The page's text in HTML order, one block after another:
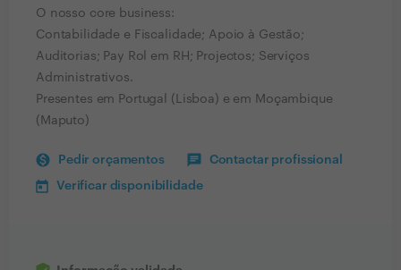
O nosso core business:
Contabilidade e Fiscalidade; Apoio à Gestão;
Auditorias; Pay Rol em RH; Projectos; Serviços
Administrativos.
Presentes em Portugal (Lisboa) e em Moçambique
(Maputo)
Pedir orçamentos Contactar profissional
Verificar disponibilidade